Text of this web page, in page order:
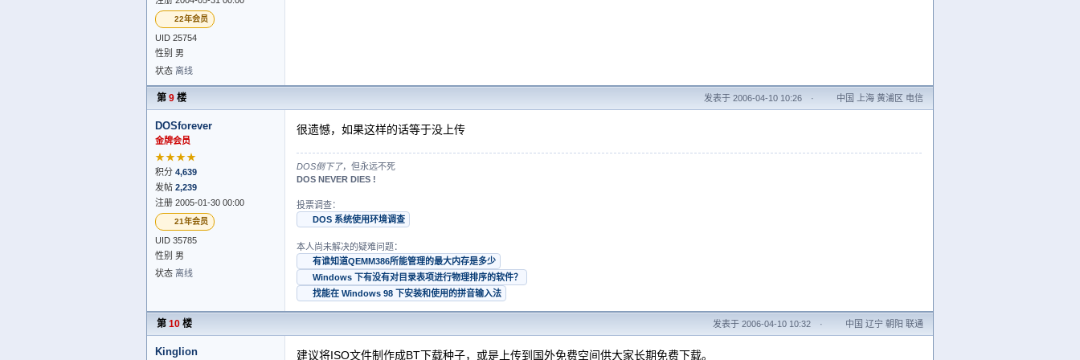
22年会员
UID 25754
性别 男
状态 离线
第 9 楼 发表于 2006-04-10 10:26 · 中国 上海 黄浦区 电信
DOSforever
金牌会员
★★★★
积分 4,639
发帖 2,239
注册 2005-01-30 00:00
21年会员
UID 35785
性别 男
状态 离线
很遗憾，如果这样的话等于没上传
DOS倒下了，但永远不死
DOS NEVER DIES !
投票调查：
DOS 系统使用环境调查
本人尚未解决的疑难问题：
有谁知道QEMM386所能管理的最大内存是多少
Windows 下有没有对目录表项进行物理排序的软件？
找能在 Windows 98 下安装和使用的拼音输入法
第 10 楼 发表于 2006-04-10 10:32 · 中国 辽宁 朝阳 联通
Kinglion 建议将ISO文件制作成BT下载种子，或是上传到国外免费空间供大家长期免费下载。